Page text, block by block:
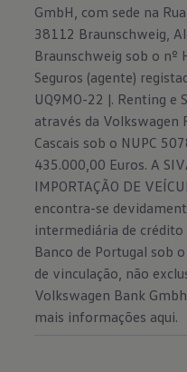
GmbH, com sede na
38112 Braunschweig,
Braunschweig sob o nº
Seguros (agente)
UQ9MO-22 |. Renting e
através da Volkswagen
Cascais sob o NUPC
435.000,00 Euros. A
IMPORTAÇÃO DE
encontra-se
intermediária de
Banco de Portugal sob
de vinculação, não
Volkswagen Bank
mais informações aqui.